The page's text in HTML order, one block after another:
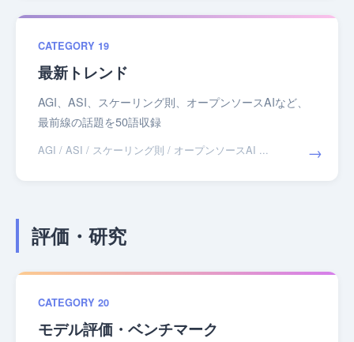
CATEGORY 19
最新トレンド
AGI、ASI、スケーリング則、オープンソースAIなど、
最前線の話題を50語収録
AGI / ASI / スケーリング則 / オープンソースAI ... →
評価・研究
CATEGORY 20
モデル評価・ベンチマーク